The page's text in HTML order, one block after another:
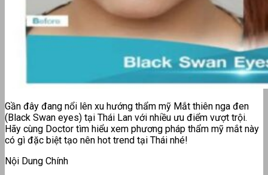
Gần đây đang nổi lên xu hướng thẩm mỹ Mắt thiên nga đen
(Black Swan eyes) tại Thái Lan với nhiều ưu điểm vượt trội.
Hãy cùng Doctor tìm hiểu xem phương pháp thẩm mỹ mắt này
có gì đặc biệt tạo nên hot trend tại Thái nhé!
Nội Dung Chính